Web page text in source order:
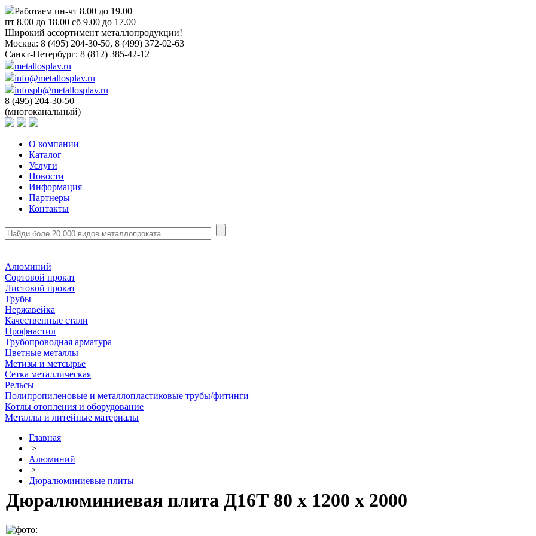
Работаем пн-чт 8.00 до 19.00
пт 8.00 до 18.00 сб 9.00 до 17.00
Широкий ассортимент металлопродукции!
Москва: 8 (495) 204-30-50, 8 (499) 372-02-63
Санкт-Петербург: 8 (812) 385-42-12
metallosplav.ru
info@metallosplav.ru
infospb@metallosplav.ru
8 (495) 204-30-50
(многоканальный)
О компании
Каталог
Услуги
Новости
Информация
Партнеры
Контакты
Алюминий
Сортовой прокат
Листовой прокат
Трубы
Нержавейка
Качественные стали
Профнастил
Трубопроводная арматура
Цветные металлы
Метизы и метсырье
Сетка металлическая
Рельсы
Полипропиленовые и металлопластиковые трубы/фитинги
Котлы отопления и оборудование
Металлы и литейные материалы
Главная
>
Алюминий
>
Дюралюминиевые плиты
Дюралюминиевая плита Д16Т 80 х 1200 х 2000